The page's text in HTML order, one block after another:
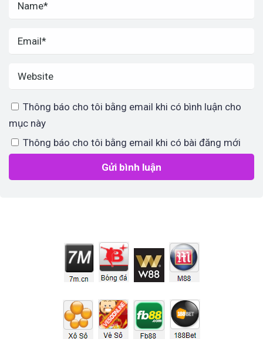
Thông báo cho tôi bằng email khi có bình luận cho
mục này
Thông báo cho tôi bằng email khi có bài đăng mới